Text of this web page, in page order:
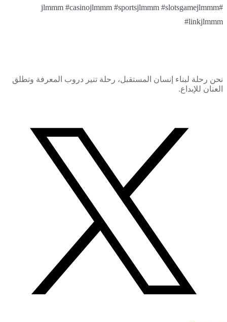
#jlmmm #casinojlmmm #sportsjlmmm #slotsgamejlmmm
#linkjlmmm
نحن رحلة لبناء إنسان المستقبل، رحلة تنير دروب المعرفة وتطلق
العنان للإبداع.